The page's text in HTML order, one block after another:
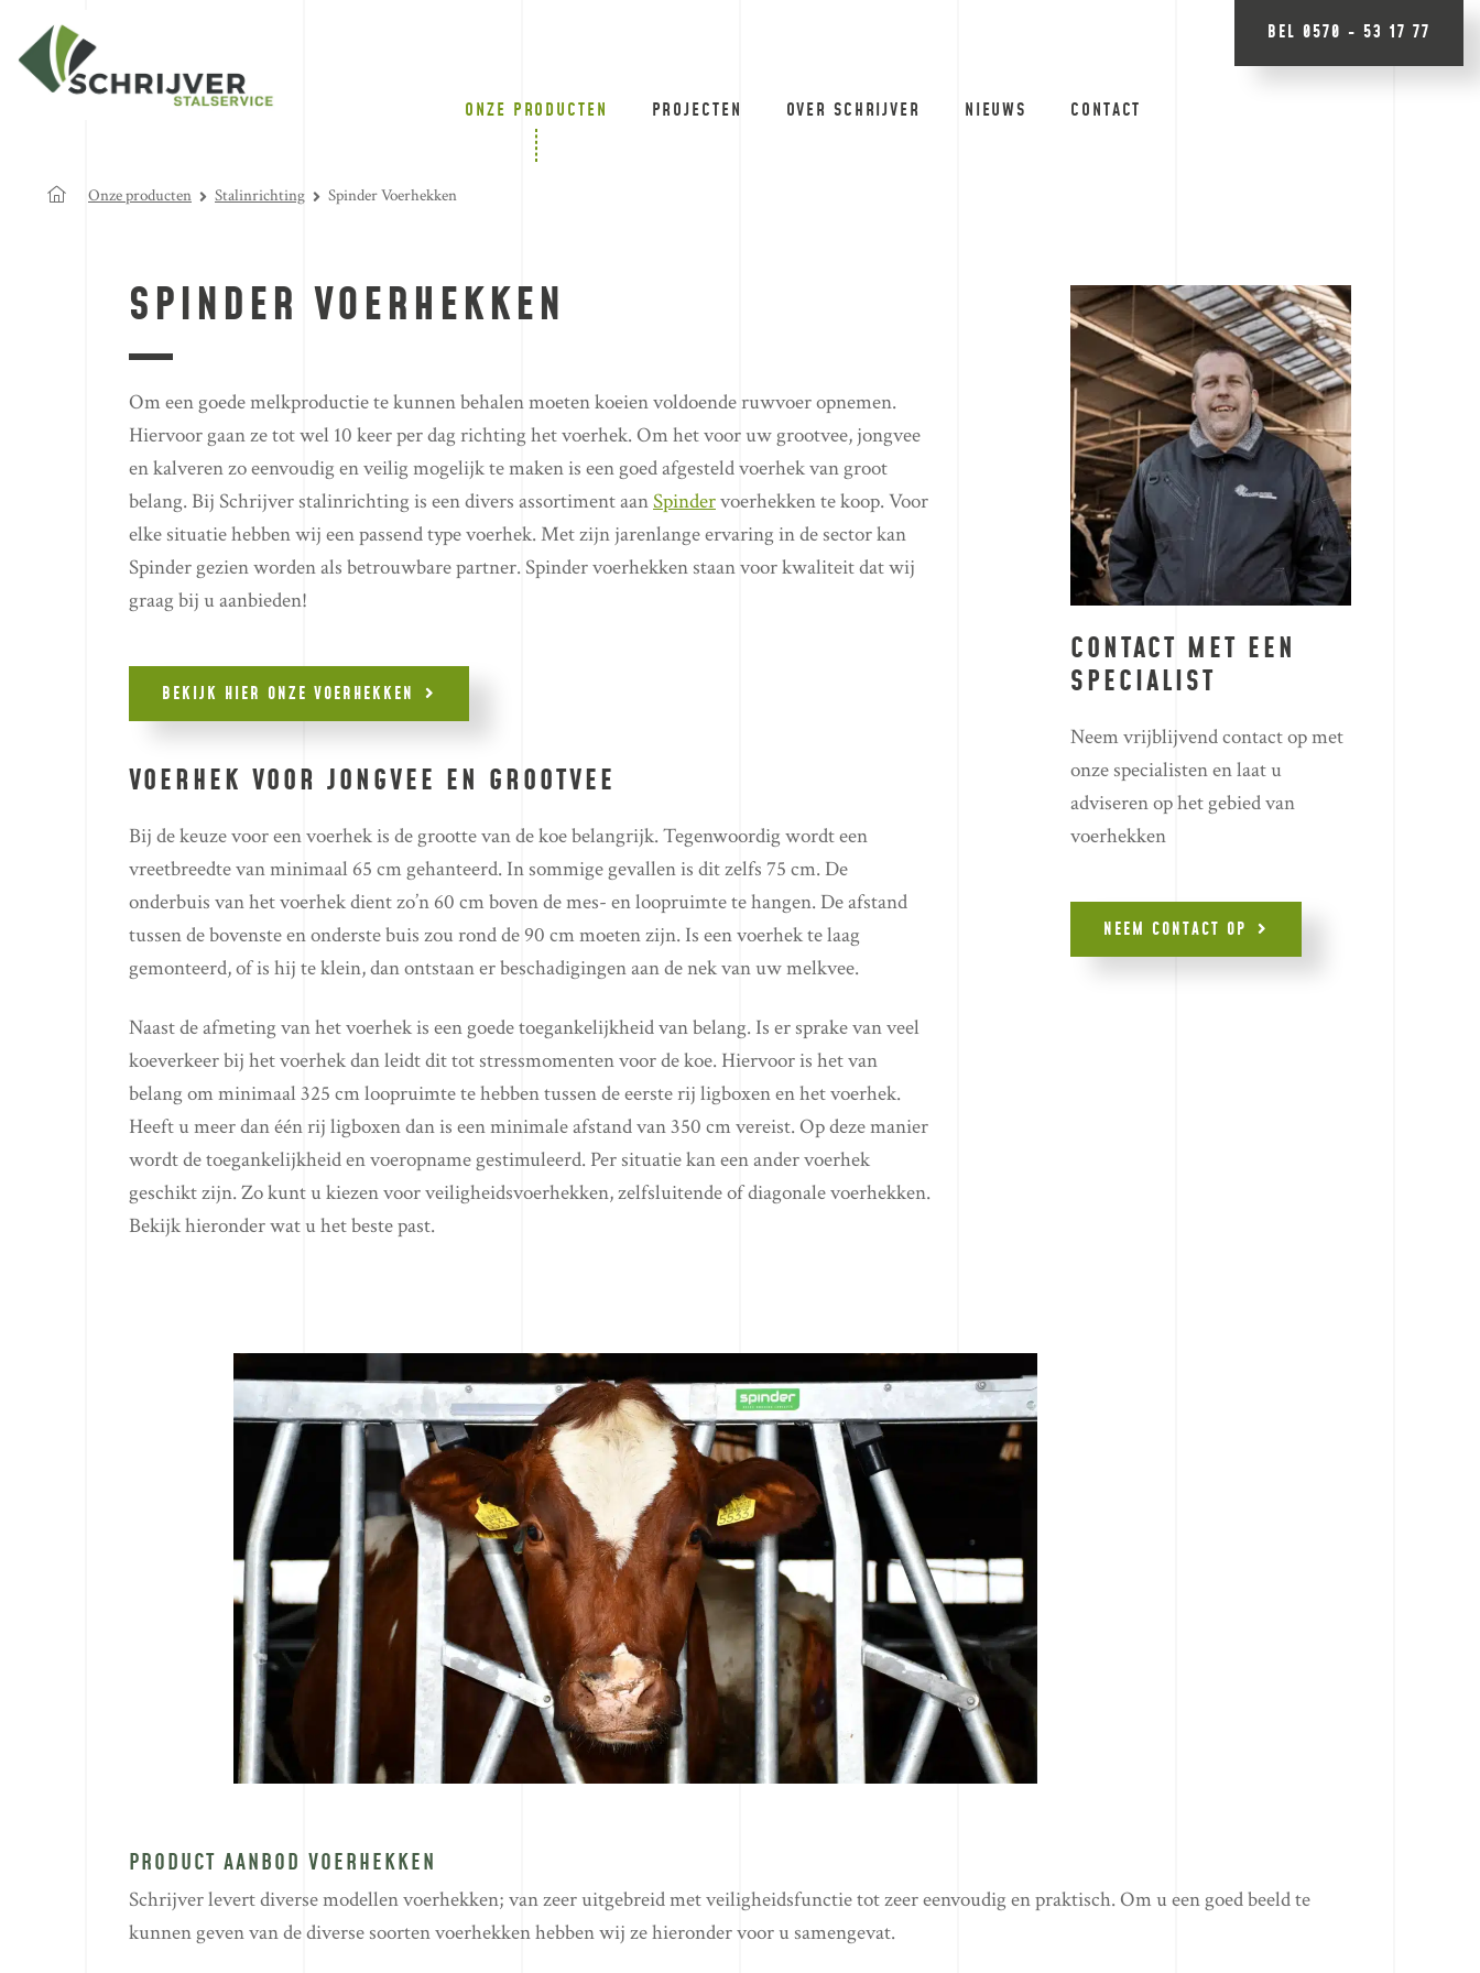
BEL 0570 - 53 17 77
ONZE PRODUCTEN PROJECTEN OVER SCHRIJVER NIEUWS CONTACT
Onze producten Stalinrichting Spinder Voerhekken
SPINDER VOERHEKKEN
Om een goede melkproductie te kunnen behalen moeten koeien voldoende ruwvoer opnemen.
Hiervoor gaan ze tot wel 10 keer per dag richting het voerhek. Om het voor uw grootvee, jongvee
en kalveren zo eenvoudig en veilig mogelijk te maken is een goed afgesteld voerhek van groot
belang. Bij Schrijver stalinrichting is een divers assortiment aanSpindervoerhekken te koop. Voor
elke situatie hebben wij een passend type voerhek. Met zijn jarenlange ervaring in de sector kan
Spinder gezien worden als betrouwbare partner. Spinder voerhekken staan voor kwaliteit dat wij
graag bij u aanbieden!
BEKIJK HIER ONZE VOERHEKKEN
VOERHEK VOOR JONGVEE EN GROOTVEE
Bij de keuze voor een voerhek is de grootte van de koe belangrijk. Tegenwoordig wordt een
vreetbreedte van minimaal 65 cm gehanteerd. In sommige gevallen is dit zelfs 75 cm. De
onderbuis van het voerhek dient zo’n 60 cm boven de mes- en loopruimte te hangen. De afstand
tussen de bovenste en onderste buis zou rond de 90 cm moeten zijn. Is een voerhek te laag
gemonteerd, of is hij te klein, dan ontstaan er beschadigingen aan de nek van uw melkvee.
Naast de afmeting van het voerhek is een goede toegankelijkheid van belang. Is er sprake van veel
koeverkeer bij het voerhek dan leidt dit tot stressmomenten voor de koe. Hiervoor is het van
belang om minimaal 325 cm loopruimte te hebben tussen de eerste rij ligboxen en het voerhek.
Heeft u meer dan één rij ligboxen dan is een minimale afstand van 350 cm vereist. Op deze manier
wordt de toegankelijkheid en voeropname gestimuleerd. Per situatie kan een ander voerhek
geschikt zijn. Zo kunt u kiezen voor veiligheidsvoerhekken, zelfsluitende of diagonale voerhekken.
Bekijk hieronder wat u het beste past.
CONTACT MET EEN
SPECIALIST
Neem vrijblijvend contact op met
onze specialisten en laat u
adviseren op het gebied van
voerhekken
NEEM CONTACT OP
PRODUCT AANBOD VOERHEKKEN
Schrijver levert diverse modellen voerhekken; van zeer uitgebreid met veiligheidsfunctie tot zeer eenvoudig en praktisch. Om u een goed beeld te
kunnen geven van de diverse soorten voerhekken hebben wij ze hieronder voor u samengevat.